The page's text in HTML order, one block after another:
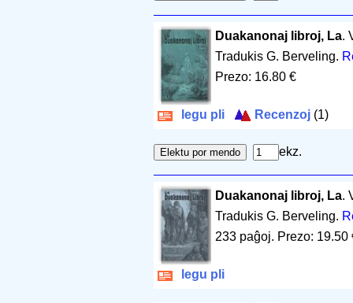
Duakanonaj libroj, La.
Tradukis G. Berveling.
Prezo: 16.80 €
legu pli Recenzoj (1)
ekz.
Duakanonaj libroj, La.
Tradukis G. Berveling.
233 paĝoj. Prezo: 19.50
legu pli